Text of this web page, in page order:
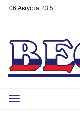
06 Августа 23:51
Toggle